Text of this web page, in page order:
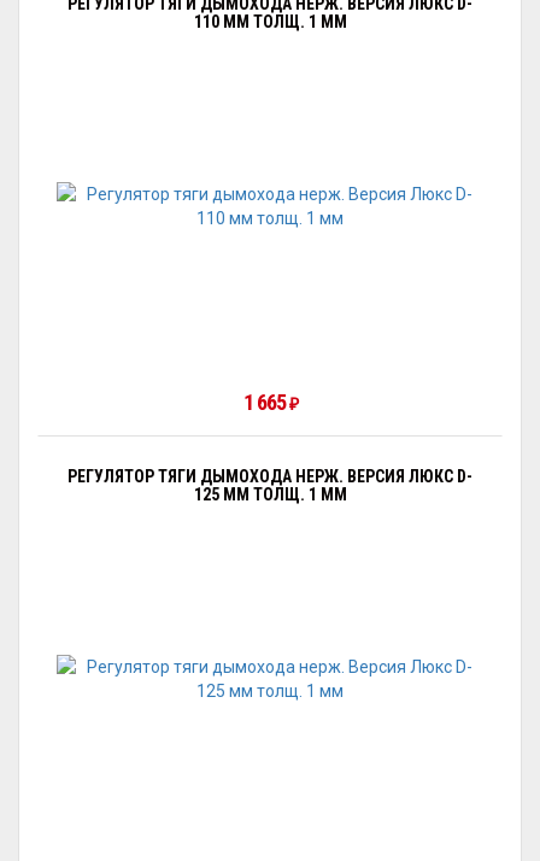
110 ММ ТОЛЩ. 1 ММ
1 665 ₽
РЕГУЛЯТОР ТЯГИ ДЫМОХОДА НЕРЖ. ВЕРСИЯ ЛЮКС D-
125 ММ ТОЛЩ. 1 ММ